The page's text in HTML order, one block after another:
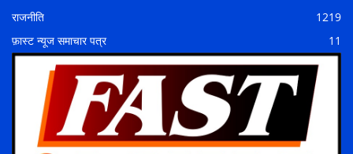
राजनीति
1219
फ़ास्ट न्यूज समाचार पत्र
11